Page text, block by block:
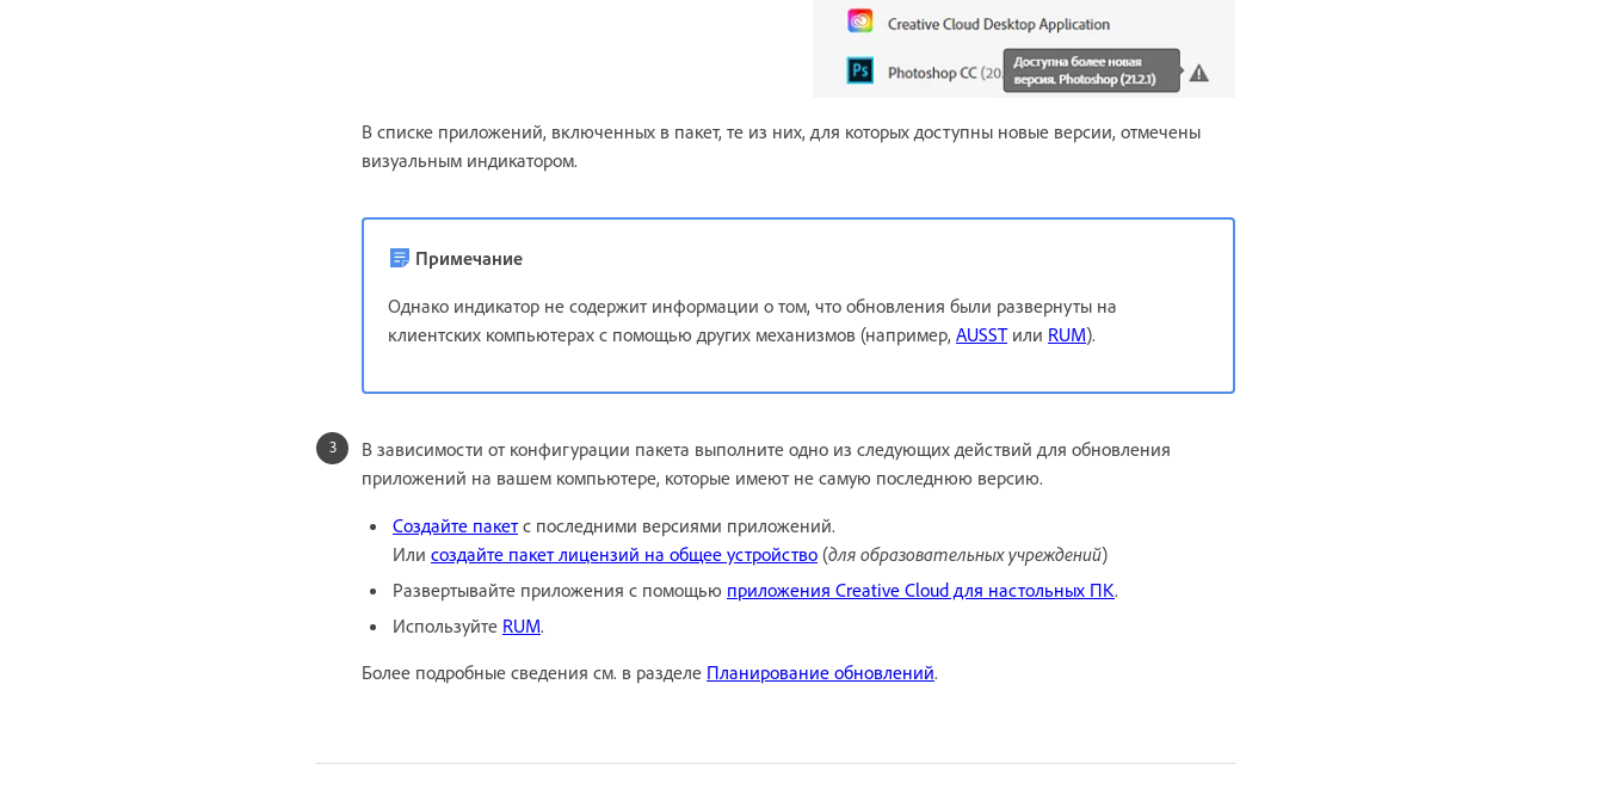
В списке приложений, включенных в пакет, те из них, для которых доступны новые версии, отмечены
визуальным индикатором.
Примечание
Однако индикатор не содержит информации о том, что обновления были развернуты на
клиентских компьютерах с помощью других механизмов (например, AUSSTили RUM).
В зависимости от конфигурации пакета выполните одно из следующих действий для обновления
приложений на вашем компьютере, которые имеют не самую последнюю версию.
Создайте пакетс последними версиями приложений.
Или создайте пакет лицензий на общее устройство (для образовательных учреждений)
Развертывайте приложения с помощью приложения Creative Cloud для настольных ПК.
Используйте RUM.
Более подробные сведения см. в разделе Планирование обновлений.